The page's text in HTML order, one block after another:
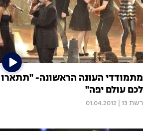
מתמודדי העונה הראשונה- "תתארו
לכם עולם יפה"
רשת 13 01.04.2012